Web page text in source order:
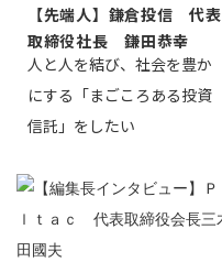
【先端人】鎌倉投信 代表
取締役社長 鎌田恭幸
人と人を結び、社会を豊か
にする「まごころある投資
信託」をしたい